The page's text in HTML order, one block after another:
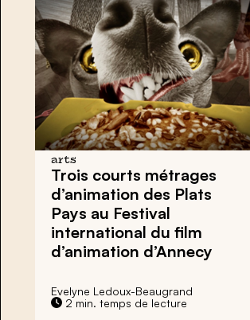
arts
Trois courts métrages
d’animation des Plats
Pays au Festival
international du film
d’animation d’Annecy
Evelyne Ledoux-Beaugrand
2 min. temps de lecture